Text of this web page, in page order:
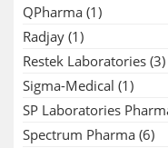
QPharma (1)
Radjay (1)
Restek Laboratories (3)
Sigma-Medical (1)
SP Laboratories
Spectrum Pharma (6)